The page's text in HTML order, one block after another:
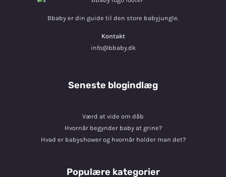
Bbaby er din guide til den store babyjungle.
Kontakt
info@bbaby.dk
Seneste blogindlæg
Værd at vide om dåb
Hvornår begynder baby at grine?
Hvad er babyshower og hvornår holder man det?
Populære kategorier